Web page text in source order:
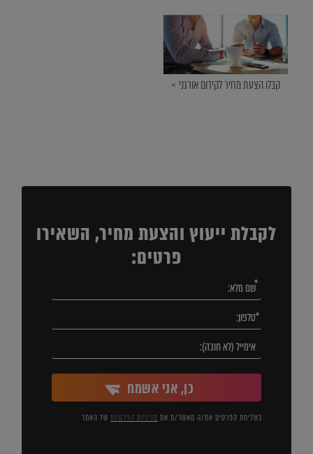
קבלו הצעת מחיר לקידום אורגני »
לקבלת ייעוץ והצעת מחיר, השאירו
פרטים:
כן, אני אשמח
בשליחת הפרטים את/ה מאשר/ת את מדיניות הפרטיותשל האתר